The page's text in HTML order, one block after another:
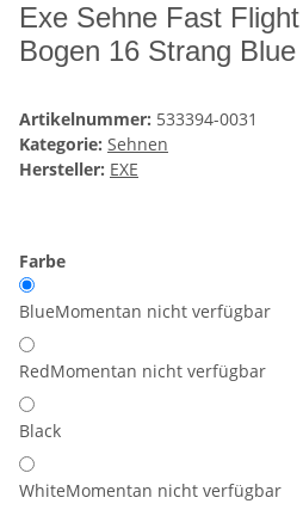
Exe Sehne Fast
Bogen 16 Strang Blue
Artikelnummer: 533394-0031
Kategorie: Sehnen
Hersteller: EXE
Farbe
BlueMomentan nicht verfügbar
RedMomentan nicht verfügbar
Black
WhiteMomentan nicht verfügbar